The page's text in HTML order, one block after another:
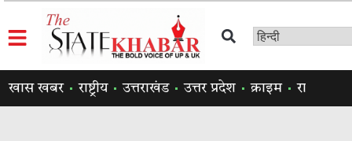
खास खबर राष्ट्रीय उत्तराखंड उत्तर प्रदेश क्राइम राजनीति